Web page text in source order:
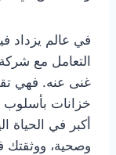
في عالم يزداد
التعامل مع
غنى عنه. فهي
خزانات بأسلوب
أكبر في الحياة
وصحية، ووثقتك